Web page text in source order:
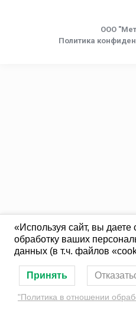
ООО
Политика
«Используя сайт, вы даете
обработку ваших
данных (в т.ч. файлов
Принять
"Политика в отношении